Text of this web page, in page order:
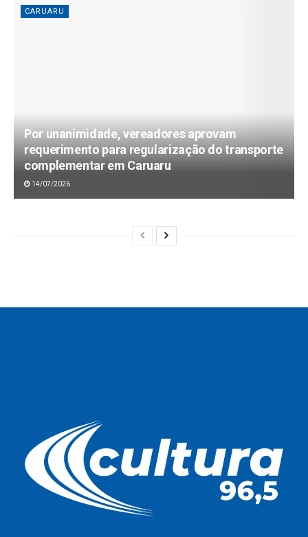
CARUARU
Por unanimidade, vereadores aprovam
requerimento para regularização do transporte
complementar em Caruaru
14/07/2026